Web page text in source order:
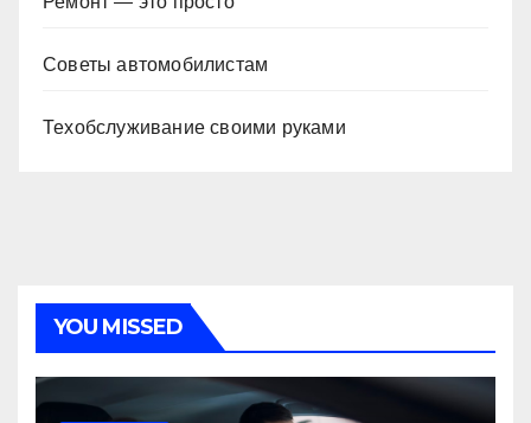
Советы автомобилистам
Техобслуживание своими руками
YOU MISSED